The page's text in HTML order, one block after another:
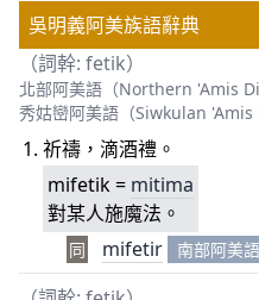
吳明義阿美族語辭典
（詞幹: fetik）
北部阿美語（Northern 'Amis
秀姑巒阿美語（Siwkulan 'Amis
祈禱，滴酒禮。
mifetik = mitima
對某人施魔法。
同 mifetir 南部阿美